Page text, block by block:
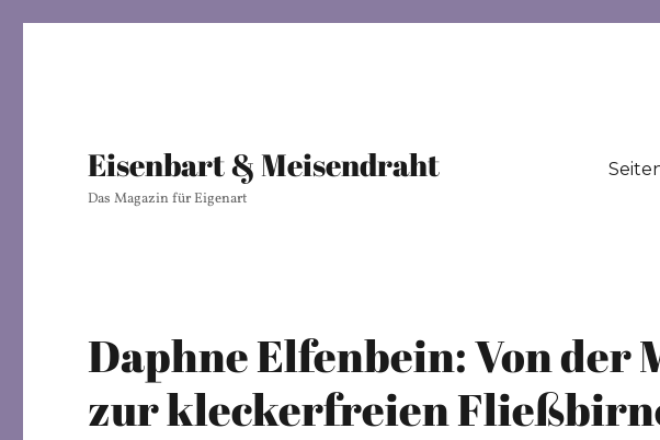
Eisenbart & Meisendraht
Das Magazin für Eigenart
Daphne Elfenbein: Von der
zur kleckerfreien